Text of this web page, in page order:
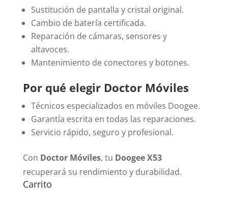
Sustitución de pantalla y cristal original.
Cambio de batería certificada.
Reparación de cámaras, sensores y
altavoces.
Mantenimiento de conectores y botones.
Por qué elegir Doctor Móviles
Técnicos especializados en móviles Doogee.
Garantía escrita en todas las reparaciones.
Servicio rápido, seguro y profesional.
Con Doctor Móviles, tu Doogee X53
recuperará su rendimiento y durabilidad.
Carrito